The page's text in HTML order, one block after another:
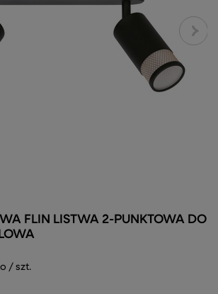
/ szt.
FLIN LISTWA 2-PUNKTOWA DO